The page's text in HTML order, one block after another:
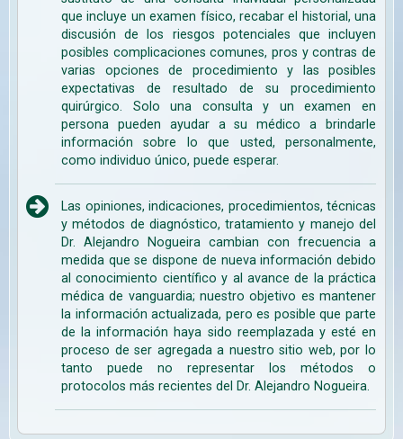
que incluye un examen físico, recabar el historial, una
discusión de los riesgos potenciales que incluyen
posibles complicaciones comunes, pros y contras de
varias opciones de procedimiento y las posibles
expectativas de resultado de su procedimiento
quirúrgico. Solo una consulta y un examen en
persona pueden ayudar a su médico a brindarle
información sobre lo que usted, personalmente,
como individuo único, puede esperar.
Las opiniones, indicaciones, procedimientos, técnicas
y métodos de diagnóstico, tratamiento y manejo del
Dr. Alejandro Nogueira cambian con frecuencia a
medida que se dispone de nueva información debido
al conocimiento científico y al avance de la práctica
médica de vanguardia; nuestro objetivo es mantener
la información actualizada, pero es posible que parte
de la información haya sido reemplazada y esté en
proceso de ser agregada a nuestro sitio web, por lo
tanto puede no representar los métodos o
protocolos más recientes del Dr. Alejandro Nogueira.